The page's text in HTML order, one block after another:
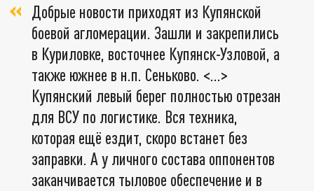
Добрые новости приходят из Купянской
боевой агломерации. Зашли и закрепились
в Куриловке, восточнее Купянск-Узловой, а
также южнее в н.п. Сеньково. <…>
Купянский левый берег полностью отрезан
для ВСУ по логистике. Вся техника,
которая ещё ездит, скоро встанет без
заправки. А у личного состава оппонентов
заканчивается тыловое обеспечение и в